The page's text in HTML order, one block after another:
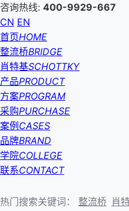
咨询热线: 400-9929-667
CN EN
首页HOME
整流桥BRIDGE
肖特基SCHOTTKY
产品PRODUCT
方案PROGRAM
采购PURCHASE
案例 CASES
品牌BRAND
学院COLLEGE
联系CONTACT
热门搜索关键词： 整流桥 肖